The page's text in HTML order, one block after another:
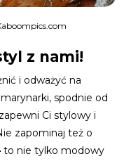
z nami!
i odważyć na
spodnie od
Ci stylowy i
zapominaj też o
to nie tylko modowy